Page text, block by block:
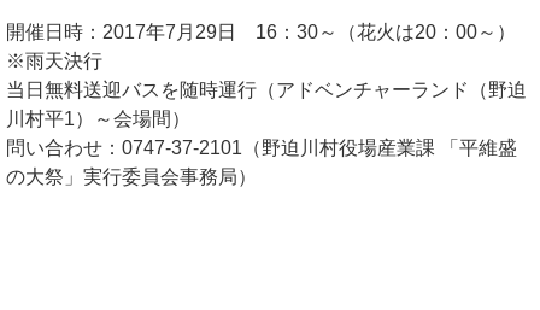
開催日時：2017年7月29日 16：30～（花火は20：00～）
※雨天決行
当日無料送迎バスを随時運行（アドベンチャーランド（野迫
川村平1）～会場間）
問い合わせ：0747-37-2101（野迫川村役場産業課 「平維盛
の大祭」実行委員会事務局）